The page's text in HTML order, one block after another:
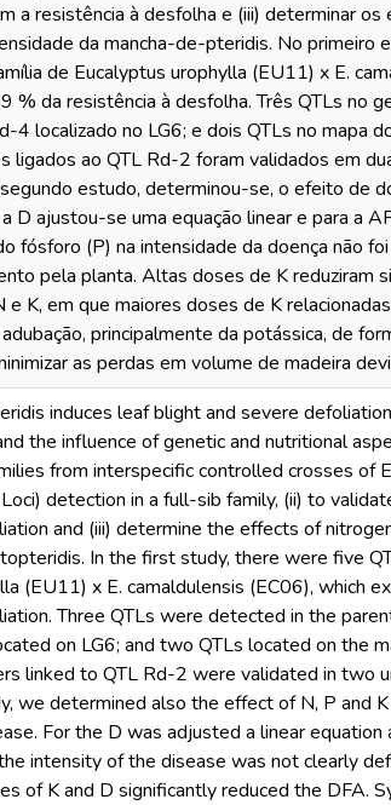
a resistência à desfolha e (iii) determinar
da mancha-de-pteridis. No
de Eucalyptus urophylla (EU11) x E.
% da resistência à desfolha. Três QTLs no
4 localizado no LG6; e dois QTLs no mapa
ligados ao QTL Rd-2 foram validados em
estudo, determinou-se, o efeito de
D ajustou-se uma equação linear e para a
fósforo (P) na intensidade da doença não
pela planta. Altas doses de K reduziram
e K, em que maiores doses de K
principalmente da potássica, de
as perdas em volume de madeira
induces leaf blight and severe
the influence of genetic and nutritional
from interspecific controlled crosses of
detection in a full-sib family, (ii) to
and (iii) determine the effects of
In the first study, there were five
(EU11) x E. camaldulensis (EC06), which
Three QTLs were detected in the
on LG6; and two QTLs located on the
linked to QTL Rd-2 were validated in two
we determined also the effect of N, P and
For the D was adjusted a linear
intensity of the disease was not clearly
of K and D significantly reduced the DFA.